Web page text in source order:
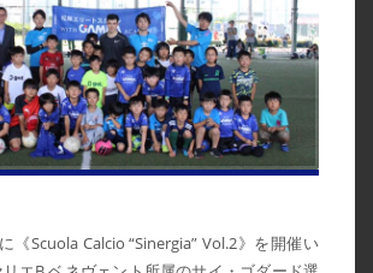
《Scuola Calcio “Sinergia” Vol.2》を開催い